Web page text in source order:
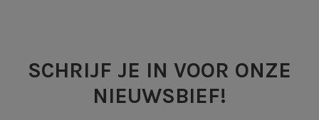
SCHRIJF JE IN VOOR ONZE
NIEUWSBIEF!